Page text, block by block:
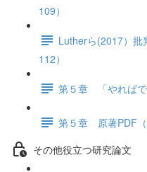
109）
Lutherら(2017）批
112）
第５章 「やればで
第５章 原著PDF（
その他役立つ研究論文